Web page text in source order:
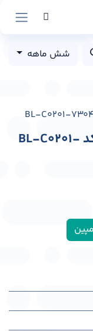
شش ماهه
بیلبورد دانشکده شهر ارومیه کد BL-C0201-